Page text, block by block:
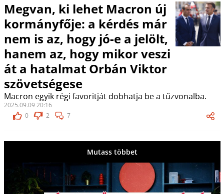
Megvan, ki lehet Macron új
kormányfője: a kérdés már
nem is az, hogy jó-e a jelölt,
hanem az, hogy mikor veszi
át a hatalmat Orbán Viktor
szövetségese
Macron egyik régi favoritját dobhatja be a tűzvonalba.
2025.09.09 20:16
0
2 7
Mutass többet